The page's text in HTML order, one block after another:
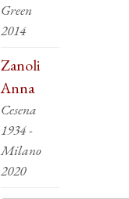
Green
2014
Zanoli
Anna
Cesena
1934 -
Milano
2020